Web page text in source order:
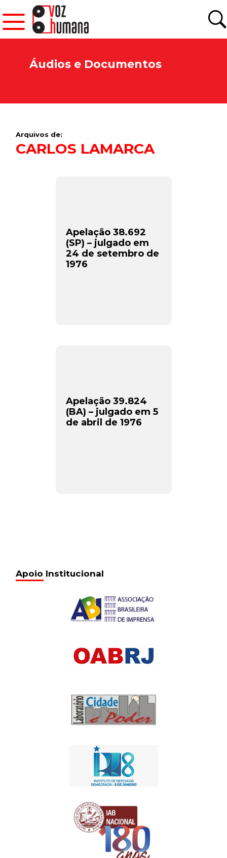
Áudios e Documentos
Arquivos de:
CARLOS LAMARCA
Apelação 38.692
(SP) – julgado em
24 de setembro de
1976
Apelação 39.824
(BA) – julgado em 5
de abril de 1976
Apoio Institucional